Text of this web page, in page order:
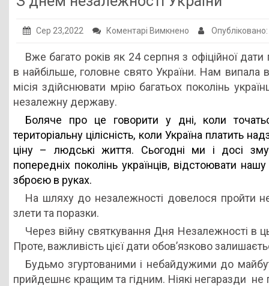
Публічна інформація
Заклади ПТО
Оголошення
Галерея
НМЦ ПТО України
Сер 23,2022 Коментарі Вимкнено до
днем
незалежності
України
Вже багато років як 24 серпня з офіційної
в найбільше, головне свято України. Нам випала
місія здійснювати мрію багатьох поколінь
незалежну державу.
Боляче про це говорити у дні, коли
територіальну цілісність, коли Україна платить
ціну – людські життя. Сьогодні ми і досі
попередніх поколінь українців, відстоювати
зброєю в руках.
На шляху до незалежності довелося пройти
злети та поразки.
Через війну святкування Дня Незалежності в
Проте, важливість цієї дати обов’язково
Будьмо згуртованими і небайдужими до
прийдешнє кращим та гідним. Ніякі негаразди не